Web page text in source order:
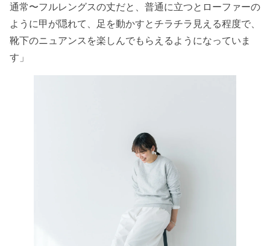
通常〜フルレングスの丈だと、普通に立つとローファーの
ように甲が隠れて、足を動かすとチラチラ見える程度で、
靴下のニュアンスを楽しんでもらえるようになっていま
す」